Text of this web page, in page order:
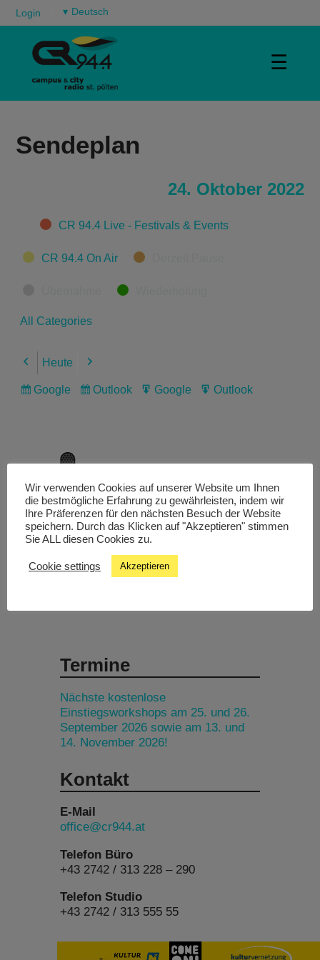
Login ▾
☰
Sendeplan
24. Oktober 2022
CategoriesCR 94.4 Live - Festivals & Events
CR 94.4 On Air
All Categories
Previous
Heute Next
Subscribe
Google
Subscribe
Outlook
Export
Google
Export
Outlook
Livestream
Studiochat
Termine
Nächste kostenlose
Einstiegsworkshops am 25. und 26.
September 2026 sowie am 13. und
14. November 2026!
Kontakt
E-Mail
office@cr944.at
Telefon Büro
+43 2742 / 313 228 – 290
Telefon Studio
+43 2742 / 313 555 55
Wir verwenden Cookies auf unserer Website um Ihnen
die bestmögliche Erfahrung zu gewährleisten, indem wir
Ihre Präferenzen für den nächsten Besuch der Website
speichern. Durch das Klicken auf "Akzeptieren" stimmen
Sie ALL diesen Cookies zu.
Cookie settings Akzeptieren